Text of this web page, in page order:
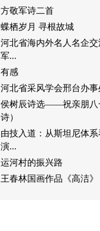
方敬军诗二首
蝶栖岁月 寻根故城
河北省海内外名人名企
军...
有感
河北省采风学会邢台办事
侯树辰诗选——祝亲朋八
诗）
由技入道：从斯坦尼体
演...
运河村的振兴路
王春林国画作品《高洁》